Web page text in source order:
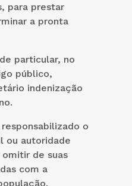
para prestar
a pronta
particular, no
público,
indenização
o
ou autoridade
de suas
com a